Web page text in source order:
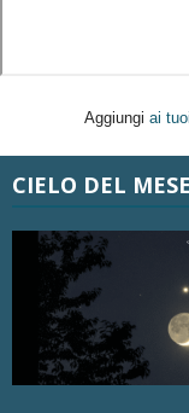
Aggiungi ai
CIELO DEL MESE